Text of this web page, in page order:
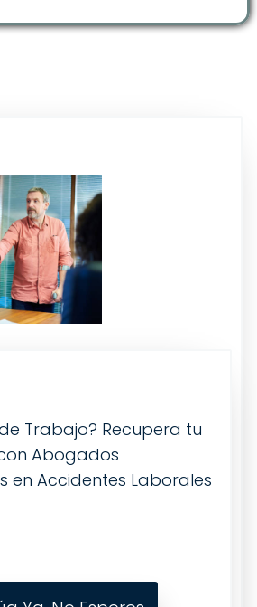
Trabajo? Recupera tu
Abogados
en Accidentes Laborales